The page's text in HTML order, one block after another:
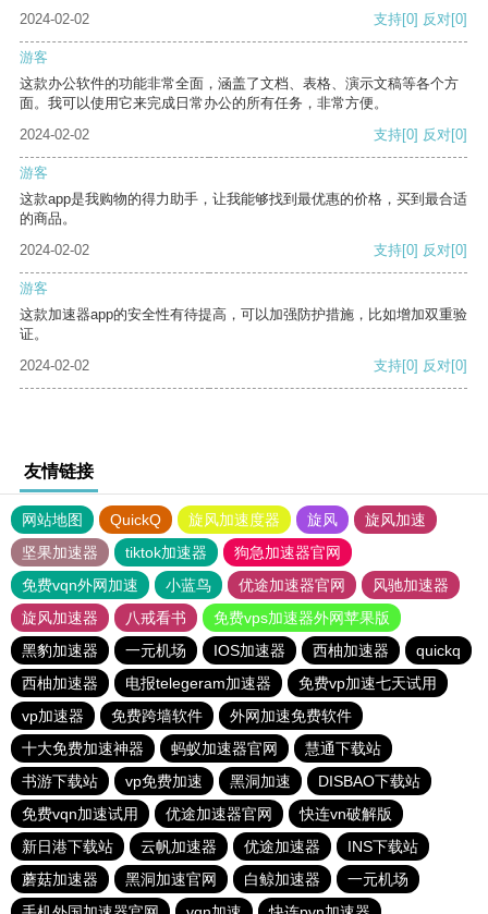
2024-02-02 支持[0] 反对[0]
游客
这款办公软件的功能非常全面，涵盖了文档、表格、演示文稿等各个方
面。我可以使用它来完成日常办公的所有任务，非常方便。
2024-02-02
支持[0] 反对[0]
游客
这款app是我购物的得力助手，让我能够找到最优惠的价格，买到最合适
的商品。
2024-02-02
支持[0] 反对[0]
游客
这款加速器app的安全性有待提高，可以加强防护措施，比如增加双重验
证。
2024-02-02
支持[0] 反对[0]
友情链接
网站地图 QuickQ 旋风加速度器 旋风
旋风加速
坚果加速器
tiktok加速器
狗急加速器官网
免费vqn外网加速
小蓝鸟 优途加速器官网
风驰加速器
旋风加速器
八戒看书
免费vps加速器外网苹果版
黑豹加速器
一元机场 IOS加速器 西柚加速器
quickq
西柚加速器
电报telegeram加速器
免费vp加速七天试用
vp加速器
免费跨墙软件
外网加速免费软件
十大免费加速神器
蚂蚁加速器官网
慧通下载站
书游下载站
vp免费加速 黑洞加速
DISBAO下载站
免费vqn加速试用
优途加速器官网
快连vn破解版
新日港下载站
云帆加速器 优途加速器
INS下载站
蘑菇加速器
黑洞加速官网 白鲸加速器
一元机场